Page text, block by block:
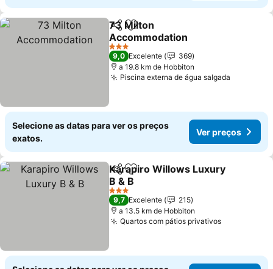
PartilharAdicionar aos favoritos
73 Milton
Accommodation
Ver preços
3 Estrelas
9,0 Excelente
369
a 19.8 km de Hobbiton
Piscina externa de água salgada
Selecione as datas para ver os preços
exatos.
Ver preços
PartilharAdicionar aos favoritos
Karapiro Willows Luxury
B & B
Ver preços
3 Estrelas
9,7 Excelente
215
a 13.5 km de Hobbiton
Quartos com pátios privativosVer preços